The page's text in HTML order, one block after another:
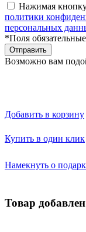
Нажимая
политики
персональных
*Поля
Отправить
Возможно вам
Добавить в корзину
Купить в один клик
Намекнуть о
Товар